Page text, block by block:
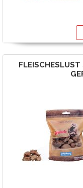
FLEISCHESLUST